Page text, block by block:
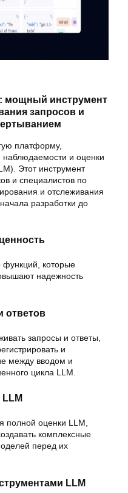
мощный инструмент
запросов и
платформу,
и оценки
Этот инструмент
и специалистов по
и отслеживания
разработки до
функций, которые
надежность
ответов
запросы и ответы,
и
между вводом и
цикла LLM.
полной оценки LLM,
комплексные
перед их
LLM